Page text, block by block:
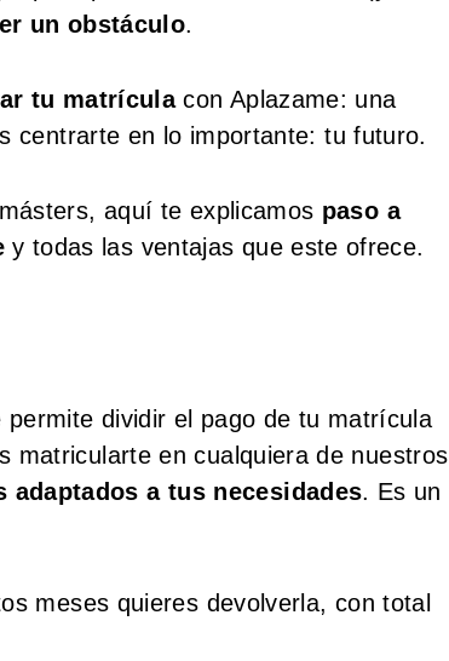
un obstáculo.
tu matrículacon Aplazame: una
centrarte en lo importante: tu futuro.
aquí te explicamos paso a
y todas las ventajas que este ofrece.
dividir el pago de tu matrícula
matricularte en cualquiera de nuestros
adaptados a tus necesidades. Es un
meses quieres devolverla, con total